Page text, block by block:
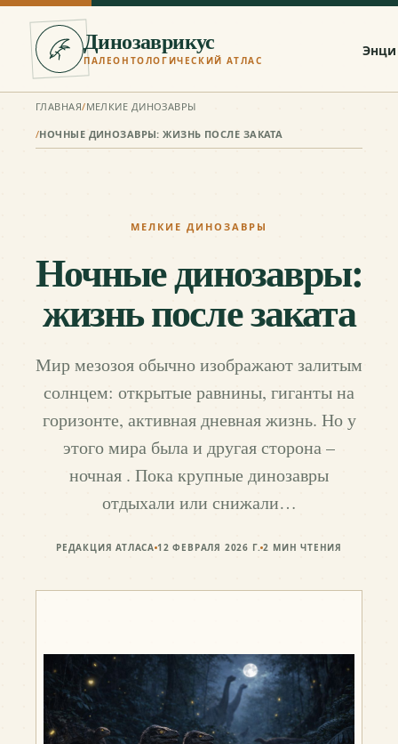
Динозаврикус
ПАЛЕОНТОЛОГИЧЕСКИЙ АТЛАС
ГЛАВНАЯ/МЕЛКИЕ ДИНОЗАВРЫ
/НОЧНЫЕ ДИНОЗАВРЫ: ЖИЗНЬ ПОСЛЕ ЗАКАТА
МЕЛКИЕ ДИНОЗАВРЫ
Ночные динозавры:
жизнь после заката
Мир мезозоя обычно изображают залитым
солнцем: открытые равнины, гиганты на
горизонте, активная дневная жизнь. Но у
этого мира была и другая сторона –
ночная . Пока крупные динозавры
отдыхали или снижали…
РЕДАКЦИЯ АТЛАСА 12 ФЕВРАЛЯ 2026 Г. 2 МИН ЧТЕНИЯ